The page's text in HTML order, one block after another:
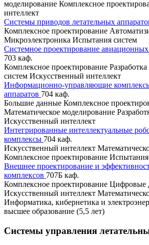
моделирование Комплексное
интеллект
Системы приводов летательных
Комплексное проектирование
Микроэлектроника Испытания систем
Системное проектирование
703 каф.
Комплексное проектирование
систем Искусственный интеллект
Информационно-управляющие
аппаратов 704 каф.
Большие данные Комплексное
Математическое моделирование
Искусственный интеллект
Интегрированные интеллектуальные
комплексы 704 каф.
Искусственный интеллект
Комплексное проектирование Испытания
Внешнее проектирование и
комплексов 707Б каф.
Комплексное проектирование Цифровые
Искусственный интеллект
Информатика, кибернетика и
высшее образование (5,5 лет)
Системы управления